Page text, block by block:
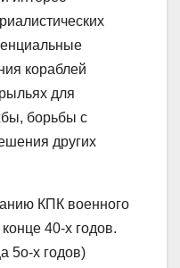
кораблей
для
борьбы с
других
КПК военного
40-х годов.
5о-х годов)